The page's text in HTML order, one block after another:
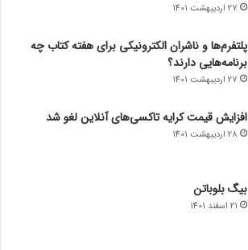
27 اردیبهشت 1401
پلتفرم‌ها و ناشران الکترونیکی برای هفته کتاب چه
برنامه‌هایی دارند؟
27 اردیبهشت 1401
افزایش قیمت کرایه تاکسی‌های آنلاین لغو شد
28 اردیبهشت 1401
بیگ بلوباتن
21 اسفند 1401